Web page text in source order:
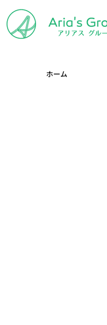
ホーム